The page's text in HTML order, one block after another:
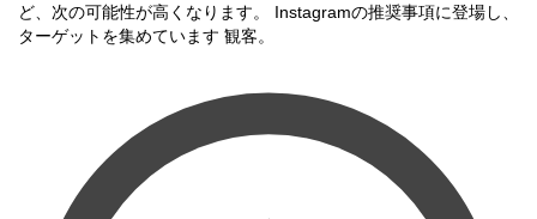
ど、次の可能性が高くなります。 Instagramの推奨事項に登場し、
ターゲットを集めています 観客。